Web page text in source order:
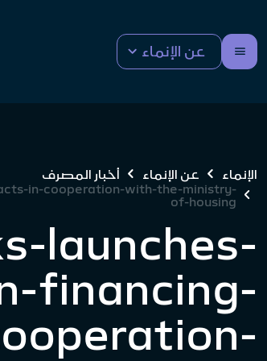
عن الإنماء
الإنماء عن الإنماء
أخبار المصرف
in-cooperation-with-the-ministry-
of-housing
launches-
financing-